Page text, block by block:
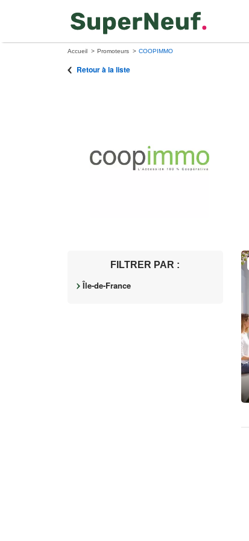
Accueil Promoteurs COOPIMMO
Retour à la liste
FILTRER PAR :
Île-de-France